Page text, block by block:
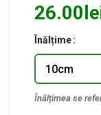
26.00
Înălțime